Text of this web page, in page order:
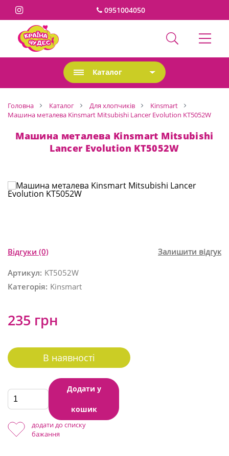
0951004050
Каталог
Головна Каталог Для хлопчиків
Kinsmart
Машина металева Kinsmart Mitsubishi Lancer Evolution KT5052W
Машина металева Kinsmart Mitsubishi
Lancer Evolution KT5052W
Відгуки (0) Залишити відгук
Артикул: KT5052W
Категорія: Kinsmart
235 грн
В наявності
Додати у
кошик
додати до списку
бажання